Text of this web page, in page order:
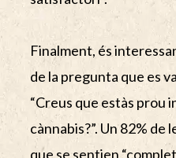
Finalment, és
de la pregunta que es
“Creus que estàs prou
cànnabis?”. Un 82%
que se sentien